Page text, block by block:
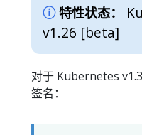
特性状态：
v1.26 [beta]
对于 Kubernetes
签名：